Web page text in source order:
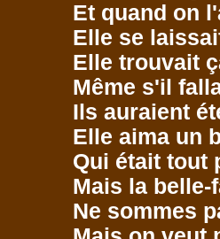
Et quand on
Elle se
Elle trouvait
Même s'il
Ils auraient
Elle aima un
Qui était tout
Mais la
Ne sommes